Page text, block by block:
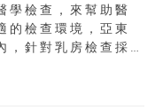
學檢查，來幫助醫
的檢查環境，亞東
，針對乳房檢查採